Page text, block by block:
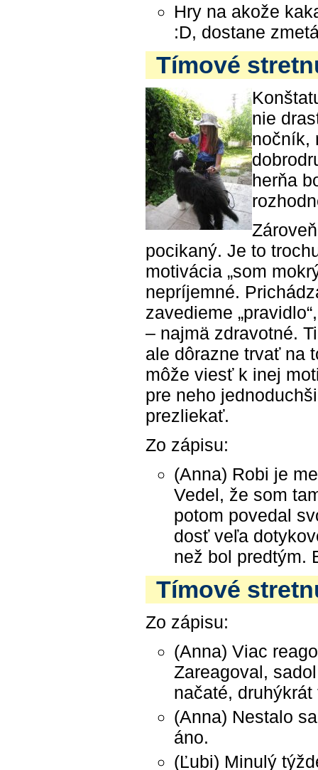
Hry na akože
:D, dostane
Tímové
nie
nočník,
herňa
pocikaný. Je to
motivácia „som
nepríjemné.
zavedieme
– najmä zdravotné.
ale dôrazne trvať na
môže viesť k inej
pre neho
prezliekať.
Zo zápisu:
(Anna) Robi je
Vedel, že som
potom povedal
dosť veľa
než bol predtým.
Tímové
Zo zápisu:
(Anna) Viac
Zareagoval,
načaté,
(Anna) Nestalo
áno.
(Ľubi) Minulý